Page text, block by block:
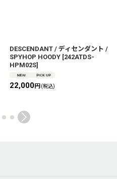
DESCENDANT / ディセンダント /
SPYHOP HOODY [242ATDS-
HPM02S]
22,000円 (税込)